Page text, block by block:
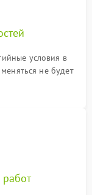
условия в
не будет